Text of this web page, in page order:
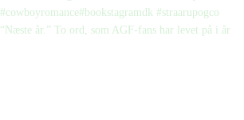
“Næste år.” To ord, som AGF-fans har levet på i år